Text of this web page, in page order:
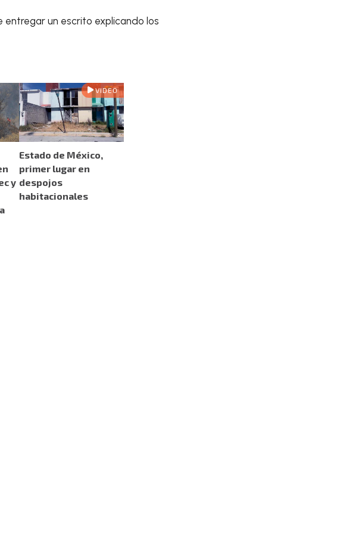
un escrito explicando los
y
VIDEO
Estado de México,
primer lugar en
despojos
habitacionales